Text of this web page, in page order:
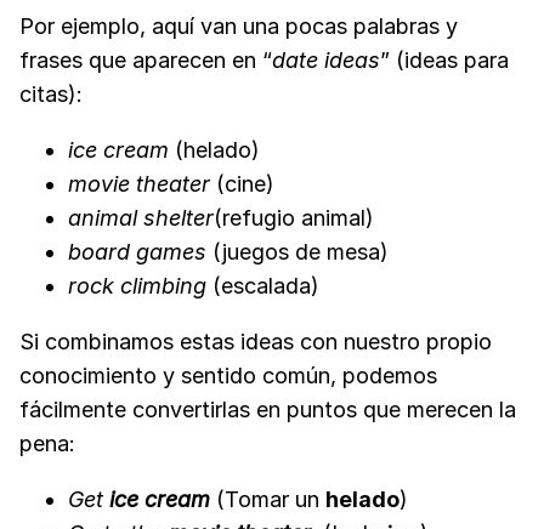
Por ejemplo, aquí van una pocas palabras y
frases que aparecen en “date ideas” (ideas para
citas):
ice cream (helado)
movie theater (cine)
animal shelter(refugio animal)
board games (juegos de mesa)
rock climbing (escalada)
Si combinamos estas ideas con nuestro propio
conocimiento y sentido común, podemos
fácilmente convertirlas en puntos que merecen la
pena:
Get ice cream (Tomar un helado)